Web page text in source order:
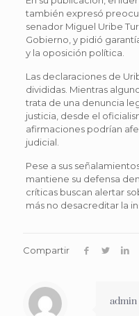
también expresó
senador Miguel Uribe
Gobierno, y pidió
y la oposición política.
Las declaraciones de
divididas. Mientras
trata de una denuncia
justicia, desde el
afirmaciones podrían
judicial.
Pese a sus
mantiene su defensa
críticas buscan alertar
más no desacreditar la
Compartir
admin